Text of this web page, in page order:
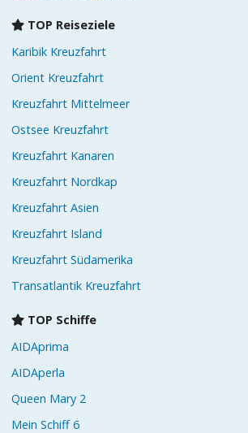
TOP Reiseziele
Karibik Kreuzfahrt
Orient Kreuzfahrt
Kreuzfahrt Mittelmeer
Ostsee Kreuzfahrt
Kreuzfahrt Kanaren
Kreuzfahrt Nordkap
Kreuzfahrt Asien
Kreuzfahrt Island
Kreuzfahrt Südamerika
Transatlantik Kreuzfahrt
TOP Schiffe
AIDAprima
AIDAperla
Queen Mary 2
Mein Schiff 6